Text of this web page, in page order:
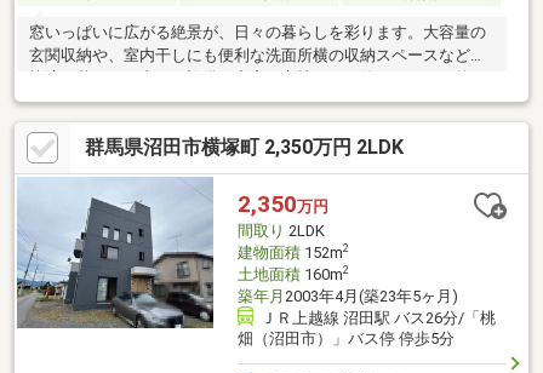
窓いっぱいに広がる絶景が、日々の暮らしを彩ります。大容量の
玄関収納や、室内干しにも便利な洗面所横の収納スペースなど、
備えた、こだわりの住まいです！■主要採光面：南向き■温泉有り
（各戸引込み済）■温泉利用料：月６，４８０円（１５立米ま
で）要■風呂小屋付き（敷地内）■床下収納有り（洗面台下）
群馬県沼田市横塚町 2,350万円 2LDK
2,350万円
間取り 2LDK
建物面積152m2
土地面積160m2
築年月 2003年4月(築23年5ヶ月)
ＪＲ上越線 沼田駅 バス26分/「桃
畑（沼田市）」バス停 停歩5分